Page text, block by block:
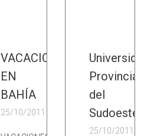
VACACIONES
EN
BAHÍA
25/10/2011
Provincial
del
Sudoeste
25/10/2011